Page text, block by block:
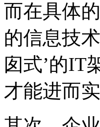
而在具体
的信息技术
囱式’的IT
才能进而